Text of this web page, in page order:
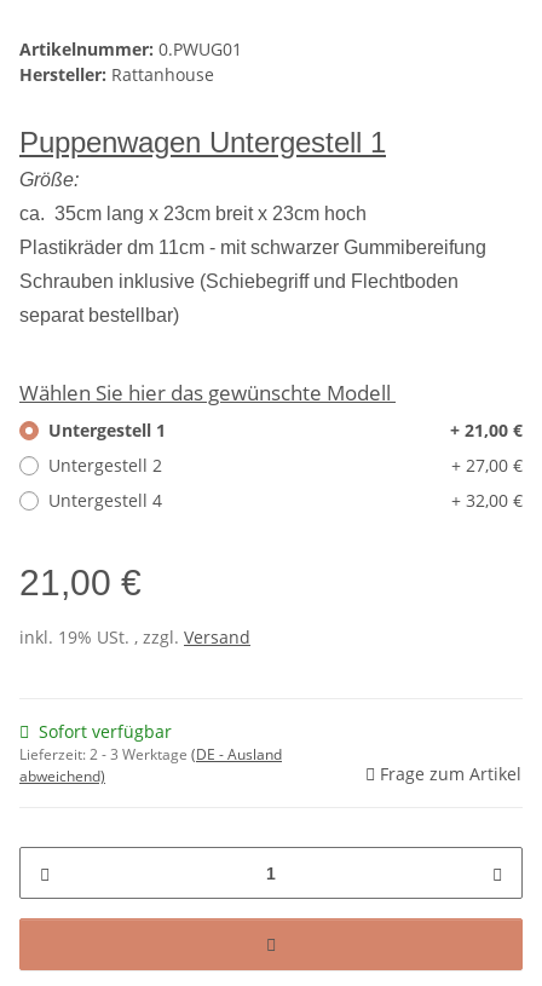
Artikelnummer: 0.PWUG01
Hersteller: Rattanhouse
Puppenwagen Untergestell 1
Größe:
ca. 35cm lang x 23cm breit x 23cm hoch
Plastikräder dm 11cm - mit schwarzer Gummibereifung
Schrauben inklusive (Schiebegriff und Flechtboden
separat bestellbar)
Wählen Sie hier das gewünschte Modell
Untergestell 1
+ 21,00 €
Untergestell 2
+ 27,00 €
Untergestell 4
+ 32,00 €
21,00 €
inkl. 19% USt. , zzgl. Versand
Sofort verfügbar
Lieferzeit:2 - 3 Werktage (DE - Ausland
abweichend)
Frage zum Artikel